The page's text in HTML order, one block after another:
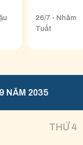
26/7 - Nhâm
Tuất
NĂM 2035
THỨ 4